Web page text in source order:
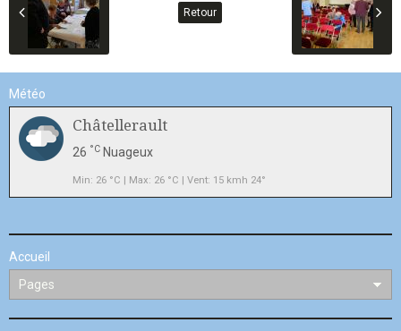
Retour
Météo
Châtellerault
26 °C Nuageux
Min: 26 °C | Max: 26 °C | Vent: 15 kmh 24°
Accueil